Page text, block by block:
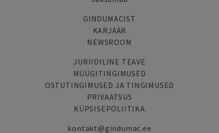
GINDUMACIST
KARJÄÄR
NEWSROOM
JURIIDILINE TEAVE
MÜÜGITINGIMUSED
OSTUTINGIMUSED JA TINGIMUSED
PRIVAATSUS
KÜPSISEPOLIITIKA
kontakt@gindumac.ee